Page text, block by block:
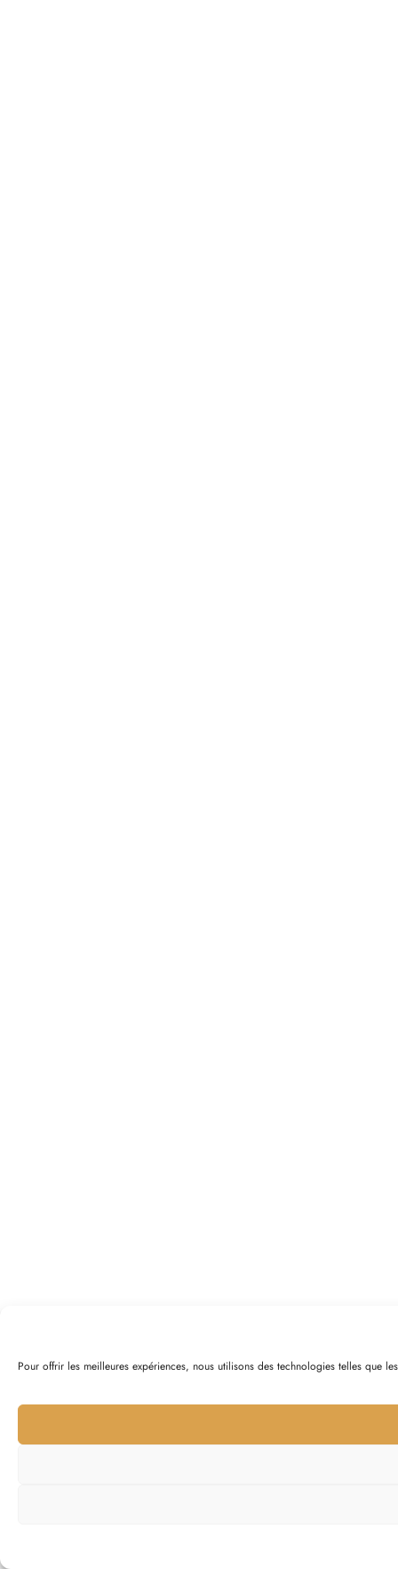
Pour offrir les meilleures expériences, nous utilisons des technologies telles que